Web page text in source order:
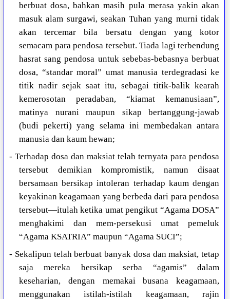
berbuat dosa, bahkan masih pula merasa yakin akan
masuk alam surgawi, seakan Tuhan yang murni tidak
akan tercemar bila bersatu dengan yang kotor
semacam para pendosa tersebut. Tiada lagi terbendung
hasrat sang pendosa untuk sebebas-bebasnya berbuat
dosa, “standar moral” umat manusia terdegradasi ke
titik nadir sejak saat itu, sebagai titik-balik kearah
kemerosotan peradaban, “kiamat kemanusiaan”,
matinya nurani maupun sikap bertanggung-jawab
(budi pekerti) yang selama ini membedakan antara
manusia dan kaum hewan;
- Terhadap dosa dan maksiat telah ternyata para pendosa
tersebut demikian kompromistik, namun disaat
bersamaan bersikap intoleran terhadap kaum dengan
keyakinan keagamaan yang berbeda dari para pendosa
tersebut—itulah ketika umat pengikut “Agama DOSA”
menghakimi dan mem-persekusi umat pemeluk
“Agama KSATRIA” maupun “Agama SUCI”;
- Sekalipun telah berbuat banyak dosa dan maksiat, tetap
saja mereka bersikap serba “agamis” dalam
keseharian, dengan memakai busana keagamaan,
menggunakan istilah-istilah keagamaan, rajin